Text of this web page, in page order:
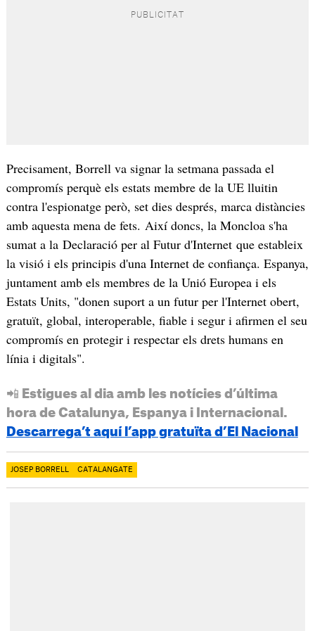
Precisament, Borrell va signar la setmana passada el
compromís perquè els estats membre de la UE lluitin
contra l'espionatge però, set dies després, marca distàncies
amb aquesta mena de fets. Així doncs, la Moncloa s'ha
sumat a la Declaració per al Futur d'Internet que estableix
la visió i els principis d'una Internet de confiança. Espanya,
juntament amb els membres de la Unió Europea i els
Estats Units, "donen suport a un futur per l'Internet obert,
gratuït, global, interoperable, fiable i segur i afirmen el seu
compromís en protegir i respectar els drets humans en
línia i digitals".
📲 Estigues al dia amb les notícies d’última
hora de Catalunya, Espanya i Internacional.
Descarrega’t aquí l’app gratuïta d’El Nacional
JOSEP BORRELL CATALANGATE